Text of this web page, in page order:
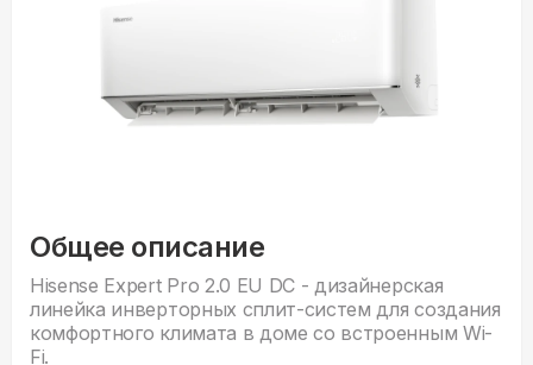
Общее описание
Hisense Expert Pro 2.0 EU DC - дизайнерская
линейка инверторных сплит-систем для создания
комфортного климата в доме со встроенным Wi-
Fi.